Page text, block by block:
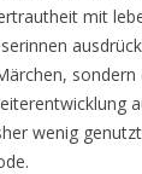
mit
wenig